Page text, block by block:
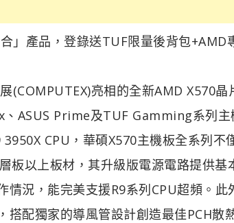
」產品，登錄送TUF限量後背包+AMD
(COMPUTEX)亮相的全新AMD X570
ASUS Prime及TUF Gamming系列
CPU，華碩X570主機板全系列
板以上板材，其升級版電源電路提供
情況，能完美支援R9系列CPU超頻。
搭配獨家的導風管設計創造最佳PCH